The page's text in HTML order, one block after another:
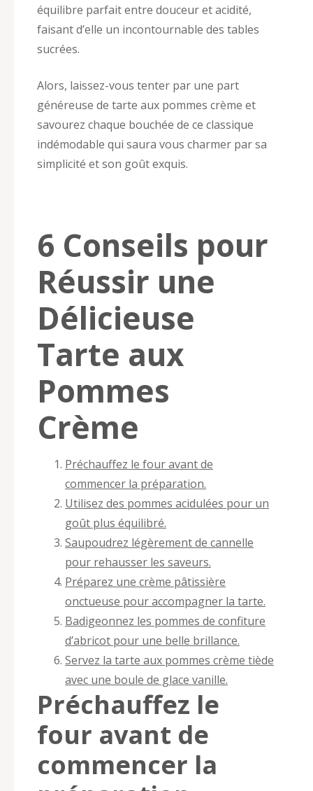
équilibre parfait entre douceur et acidité,
faisant d’elle un incontournable des tables
sucrées.
Alors, laissez-vous tenter par une part
généreuse de tarte aux pommes crème et
savourez chaque bouchée de ce classique
indémodable qui saura vous charmer par sa
simplicité et son goût exquis.
6 Conseils pour
Réussir une
Délicieuse
Tarte aux
Pommes
Crème
Préchauffez le four avant de
commencer la préparation.
Utilisez des pommes acidulées pour un
goût plus équilibré.
Saupoudrez légèrement de cannelle
pour rehausser les saveurs.
Préparez une crème pâtissière
onctueuse pour accompagner la tarte.
Badigeonnez les pommes de confiture
d’abricot pour une belle brillance.
Servez la tarte aux pommes crème tiède
avec une boule de glace vanille.
Préchauffez le
four avant de
commencer la